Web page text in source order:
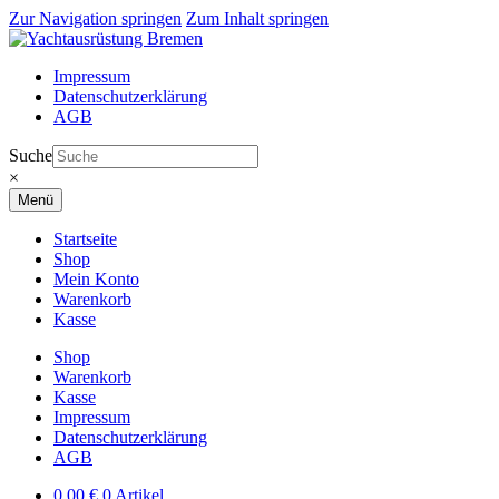
Zur Navigation springen Zum Inhalt springen
Impressum
Datenschutzerklärung
AGB
Suche
×
Menü
Startseite
Shop
Mein Konto
Warenkorb
Kasse
Shop
Warenkorb
Kasse
Impressum
Datenschutzerklärung
AGB
0,00 € 0 Artikel